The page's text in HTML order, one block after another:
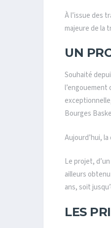
À l’issue des
majeure de la
UN
Souhaité
l’engouement
Bourges
Aujourd’hui,
Le projet,
ailleurs
ans, soit
LES